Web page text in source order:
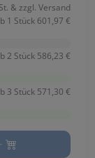
& zzgl. Versand
1 Stück 601,97 €
2 Stück 586,23 €
3 Stück 571,30 €